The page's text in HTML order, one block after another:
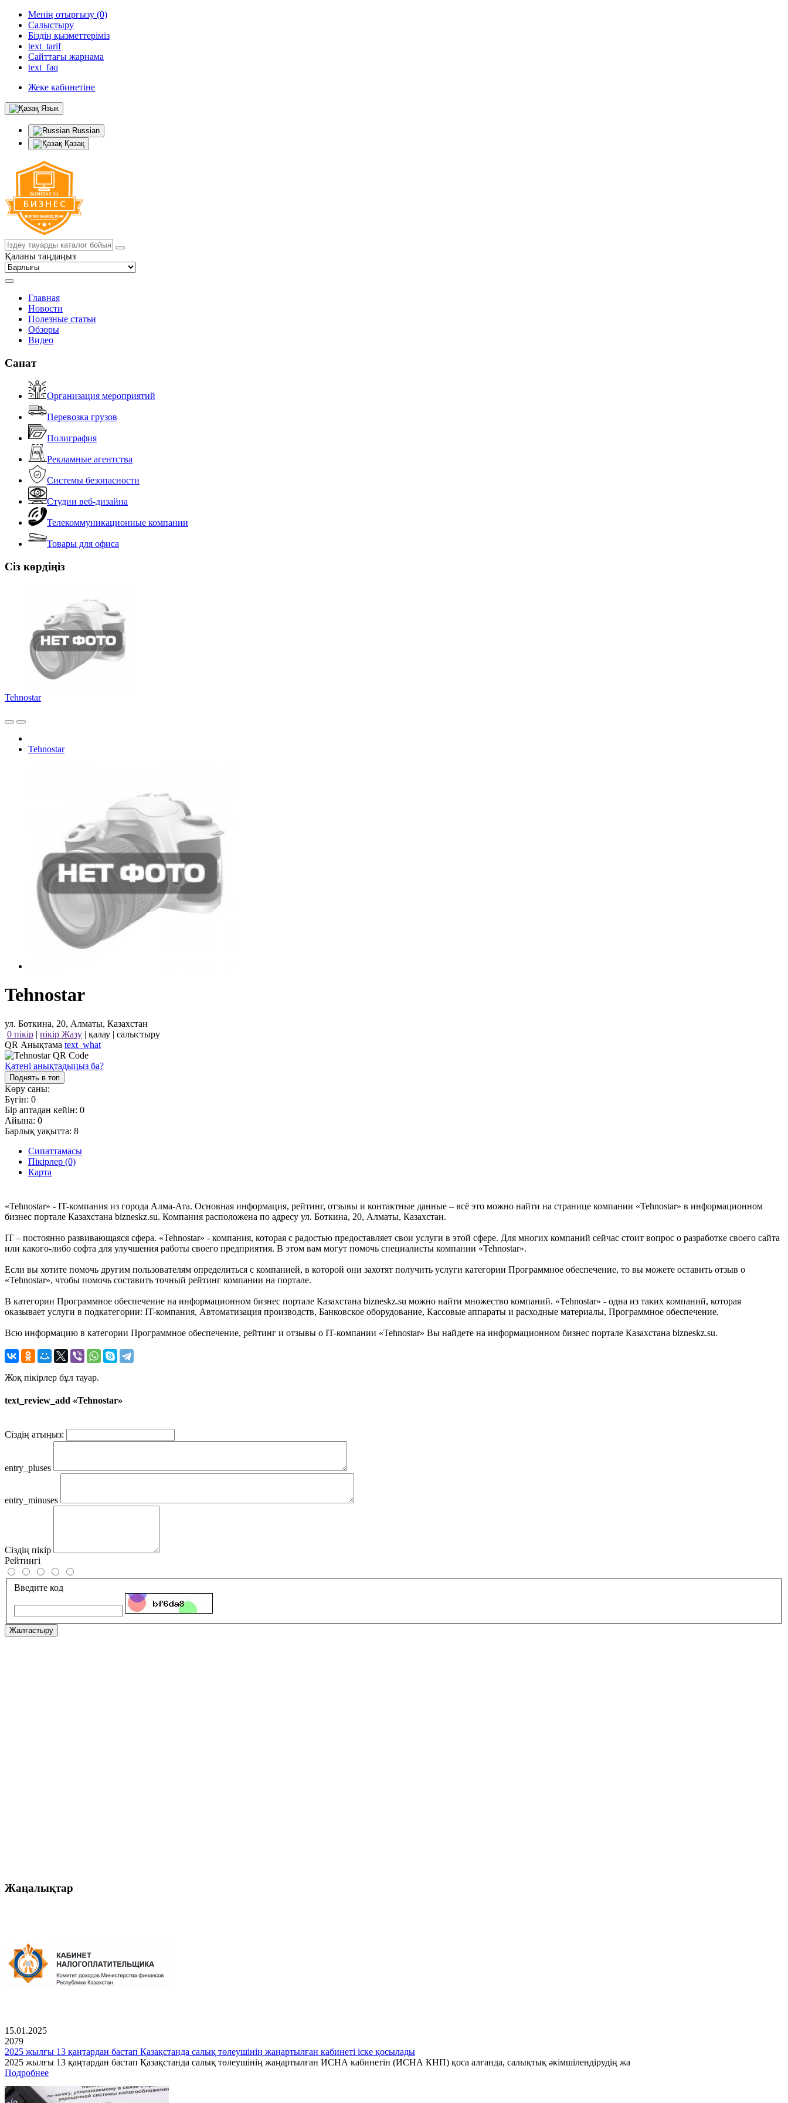
Менің отырғызу (0)
Салыстыру
Біздің қызметтеріміз
text_tarif
Сайттағы жарнама
text_faq
Жеке кабинетіне
Язык
Russian
Қазақ
Қаланы таңдаңыз
Главная
Новости
Полезные статьи
Обзоры
Видео
Санат
Организация мероприятий
Перевозка грузов
Полиграфия
Рекламные агентства
Системы безопасности
Студии веб-дизайна
Телекоммуникационные компании
Товары для офиса
Сіз көрдіңіз
Tehnostar
Tehnostar
Tehnostar
ул. Боткина, 20, Алматы, Казахстан
0 пікір | пікір Жазу | қалау | салыстыру
QR Анықтама text_what
Қатені анықтадыңыз ба?
Поднять в топ
Көру саны:
Бүгін: 0
Бір аптадан кейін: 0
Айына: 0
Барлық уақытта: 8
Сипаттамасы
Пікірлер (0)
Карта
«Tehnostar» - IT-компания из города Алма-Ата. Основная информация, рейтинг, отзывы и контактные данные – всё это можно найти на странице компании «Tehnostar» в информационном
бизнес портале Казахстана bizneskz.su. Компания расположена по адресу ул. Боткина, 20, Алматы, Казахстан.
IT – постоянно развивающаяся сфера. «Tehnostar» - компания, которая с радостью предоставляет свои услуги в этой сфере. Для многих компаний сейчас стоит вопрос о разработке своего сайта
или какого-либо софта для улучшения работы своего предприятия. В этом вам могут помочь специалисты компании «Tehnostar».
Если вы хотите помочь другим пользователям определиться с компанией, в которой они захотят получить услуги категории Программное обеспечение, то вы можете оставить отзыв о
«Tehnostar», чтобы помочь составить точный рейтинг компании на портале.
В категории Программное обеспечение на информационном бизнес портале Казахстана bizneskz.su можно найти множество компаний. «Tehnostar» - одна из таких компаний, которая
оказывает услуги в подкатегории: IT-компания, Автоматизация производств, Банковское оборудование, Кассовые аппараты и расходные материалы, Программное обеспечение.
Всю информацию в категории Программное обеспечение, рейтинг и отзывы о IT-компании «Tehnostar» Вы найдете на информационном бизнес портале Казахстана bizneskz.su.
Жоқ пікірлер бұл тауар.
text_review_add «Tehnostar»
Сіздің атыңыз:
entry_pluses
entry_minuses
Сіздің пікір
Рейтингі
Введите код
Жалғастыру
Жаңалықтар
15.01.2025
2079
2025 жылғы 13 қаңтардан бастап Қазақстанда салық төлеушінің жаңартылған кабинеті іске қосылады
2025 жылғы 13 қаңтардан бастап Қазақстанда салық төлеушінің жаңартылған ИСНА кабинетін (ИСНА КНП) қоса алғанда, салықтық әкімшілендірудің жа
Подробнее